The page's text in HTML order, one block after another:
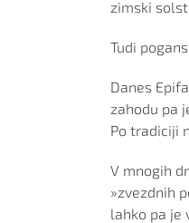
zimski
Tudi
Danes
zahodu pa
Po tradiciji
V mnogih
»zvezdnih
lahko pa je